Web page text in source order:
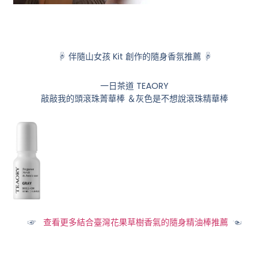
☟ 伴隨山女孩 Kit 創作的隨身香氛推薦 ☟
一日茶道 TEAORY
敲敲我的頭滾珠菁華棒 ＆灰色是不想說滾珠精華棒
☞ 查看更多結合臺灣花果草樹香氣的隨身精油棒推薦 ☜